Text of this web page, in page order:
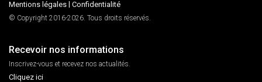
Mentions légales | Confidentialité
© Copyright 2016-2026. Tous droits réservés.
Recevoir nos informations
Inscrivez-vous et recevez nos actualités.
Cliquez ici